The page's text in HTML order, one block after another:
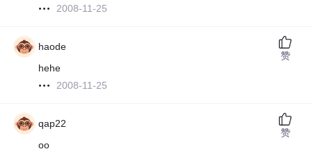
2008-11-25
haode
hehe
2008-11-25
赞
qap22
oo
赞